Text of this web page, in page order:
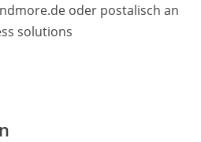
oder postalisch an
solutions